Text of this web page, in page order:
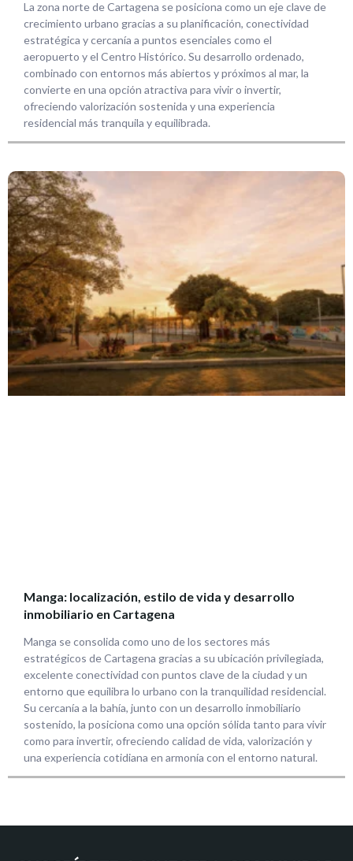
La zona norte de Cartagena se posiciona como un eje clave de
crecimiento urbano gracias a su planificación, conectividad
estratégica y cercanía a puntos esenciales como el
aeropuerto y el Centro Histórico. Su desarrollo ordenado,
combinado con entornos más abiertos y próximos al mar, la
convierte en una opción atractiva para vivir o invertir,
ofreciendo valorización sostenida y una experiencia
residencial más tranquila y equilibrada.
Manga: localización, estilo de vida y desarrollo
inmobiliario en Cartagena
Manga se consolida como uno de los sectores más
estratégicos de Cartagena gracias a su ubicación privilegiada,
excelente conectividad con puntos clave de la ciudad y un
entorno que equilibra lo urbano con la tranquilidad residencial.
Su cercanía a la bahía, junto con un desarrollo inmobiliario
sostenido, la posiciona como una opción sólida tanto para vivir
como para invertir, ofreciendo calidad de vida, valorización y
una experiencia cotidiana en armonía con el entorno natural.